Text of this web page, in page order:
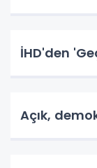
İHD'den
Açık,